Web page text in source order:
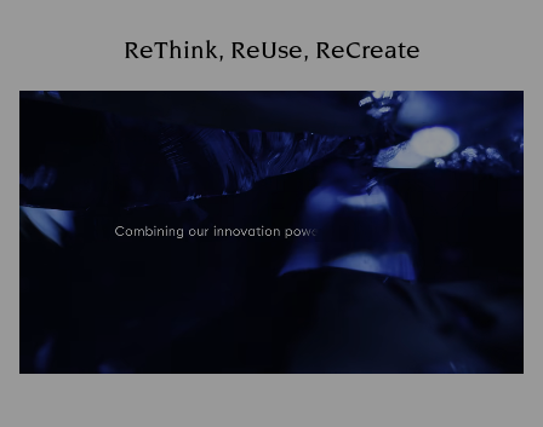
ReThink, ReUse, ReCreate